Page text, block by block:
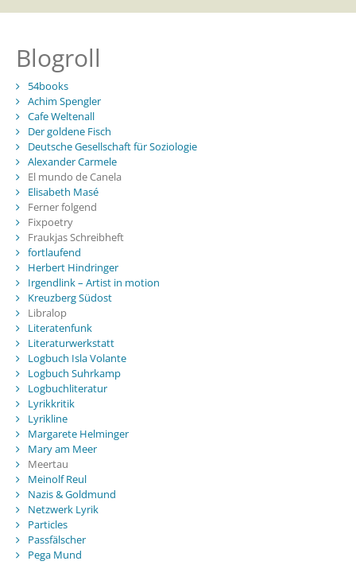
Blogroll
54books
Achim Spengler
Cafe Weltenall
Der goldene Fisch
Deutsche Gesellschaft für Soziologie
Alexander Carmele
El mundo de Canela
Elisabeth Masé
Ferner folgend
Fixpoetry
Fraukjas Schreibheft
fortlaufend
Herbert Hindringer
Irgendlink – Artist in motion
Kreuzberg Südost
Libralop
Literatenfunk
Literaturwerkstatt
Logbuch Isla Volante
Logbuch Suhrkamp
Logbuchliteratur
Lyrikkritik
Lyrikline
Margarete Helminger
Mary am Meer
Meertau
Meinolf Reul
Nazis & Goldmund
Netzwerk Lyrik
Particles
Passfälscher
Pega Mund